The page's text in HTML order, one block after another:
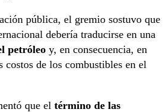
pública, el gremio sostuvo que
debería traducirse en una
petróleo y, en consecuencia, en
costos de los combustibles en el
que el término de las